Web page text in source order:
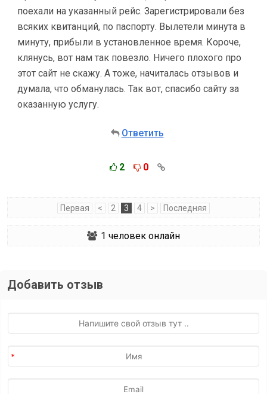
поехали на указанный рейс. Зарегистрировали без
всяких квитанций, по паспорту. Вылетели минута в
минуту, прибыли в установленное время. Короче,
клянусь, вот нам так повезло. Ничего плохого про
этот сайт не скажу. А тоже, начиталась отзывов и
думала, что обманулась. Так вот, спасибо сайту за
оказанную услугу.
Ответить
2 0
Первая < 2 3 4 > Последняя
1 человек онлайн
Добавить отзыв